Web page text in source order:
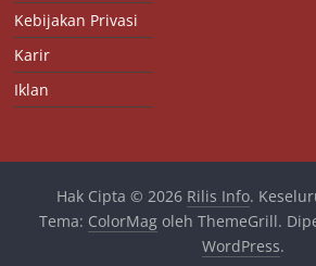
Kebijakan Privasi
Karir
Iklan
Hak Cipta © 2026 Rilis Info.
Tema: ColorMagoleh ThemeGrill.
WordPress.